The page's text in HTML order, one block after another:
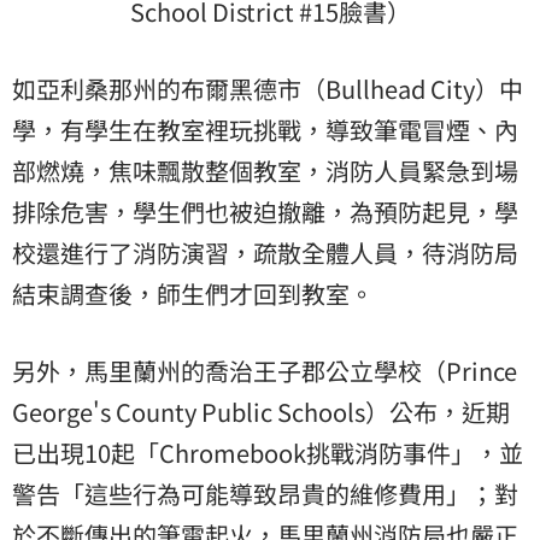
School District #15臉書）
如亞利桑那州的布爾黑德市（Bullhead City）中
學，有學生在教室裡玩挑戰，導致筆電冒煙、內
部燃燒，焦味飄散整個教室，消防人員緊急到場
排除危害，學生們也被迫撤離，為預防起見，學
校還進行了消防演習，疏散全體人員，待消防局
結束調查後，師生們才回到教室。
另外，馬里蘭州的喬治王子郡公立學校（Prince
George's County Public Schools）公布，近期
已出現10起「Chromebook挑戰消防事件」，並
警告「這些行為可能導致昂貴的維修費用」；對